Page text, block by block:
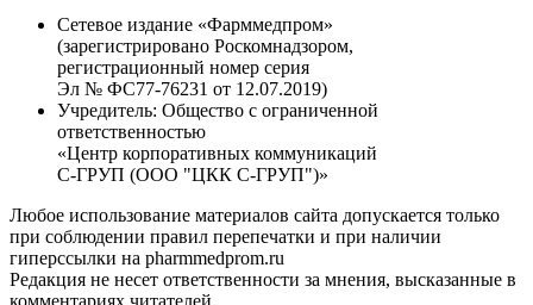
Сетевое издание «Фарммедпром»
(зарегистрировано Роскомнадзором,
регистрационный номер серия
Эл № ФС77-76231 от 12.07.2019)
Учредитель: Общество с ограниченной
ответственностью
«Центр корпоративных коммуникаций
С-ГРУП (ООО "ЦКК С-ГРУП")»
Любое использование материалов сайта допускается только
при соблюдении правил перепечатки и при наличии
гиперссылки на pharmmedprom.ru
Редакция не несет ответственности за мнения, высказанные в
комментариях читателей.